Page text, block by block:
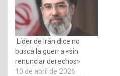
Líder de Irán dice no
busca la guerra «sin
renunciar derechos»
10 de abril de 2026